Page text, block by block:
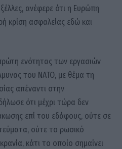
ανέφερε ότι η Ευρώπη
κρίση ασφαλείας εδώ και
ενότητας των εργασιών
του ΝΑΤΟ, με θέμα τη
απέναντι στην
ότι μέχρι τώρα δεν
επί του εδάφους, ούτε σε
ούτε το ρωσικό
κάτι το οποίο σημαίνει